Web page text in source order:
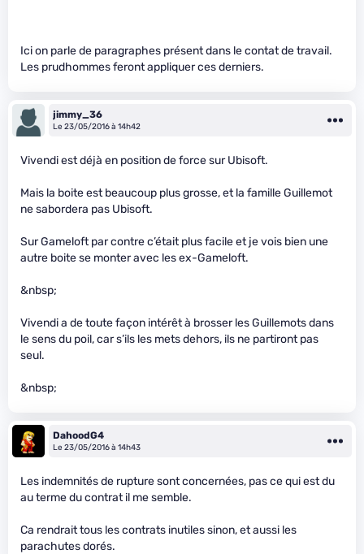
Ici on parle de paragraphes présent dans le contat de travail.
Les prudhommes feront appliquer ces derniers.
jimmy_36
Le 23/05/2016 à 14h42
Vivendi est déjà en position de force sur Ubisoft.
Mais la boite est beaucoup plus grosse, et la famille Guillemot
ne sabordera pas Ubisoft.
Sur Gameloft par contre c’était plus facile et je vois bien une
autre boite se monter avec les ex-Gameloft.
&nbsp;
Vivendi a de toute façon intérêt à brosser les Guillemots dans
le sens du poil, car s’ils les mets dehors, ils ne partiront pas
seul.
&nbsp;
DahoodG4
Le 23/05/2016 à 14h43
Les indemnités de rupture sont concernées, pas ce qui est du
au terme du contrat il me semble.
Ca rendrait tous les contrats inutiles sinon, et aussi les
parachutes dorés.